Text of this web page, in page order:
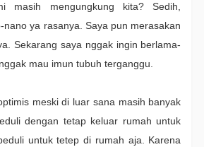
masih mengungkung kita? Sedih,
nano ya rasanya. Saya pun merasakan
Sekarang saya nggak ingin berlama-
mau imun tubuh terganggu.
meski di luar sana masih banyak
dengan tetap keluar rumah untuk
untuk tetep di rumah aja. Karena